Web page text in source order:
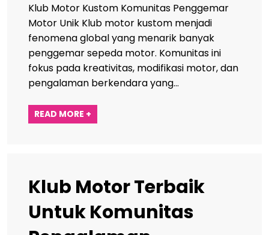
Klub Motor Kustom Komunitas Penggemar
Motor Unik Klub motor kustom menjadi
fenomena global yang menarik banyak
penggemar sepeda motor. Komunitas ini
fokus pada kreativitas, modifikasi motor, dan
pengalaman berkendara yang…
READ MORE +
Klub Motor Terbaik
Untuk Komunitas